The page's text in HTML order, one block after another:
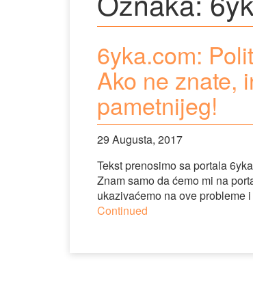
6yka.com:
Ako ne znate,
pametnijeg!
29 Augusta, 2017
Tekst prenosimo sa portala
Znam samo da ćemo mi na
ukazivaćemo na ove probleme
Continued